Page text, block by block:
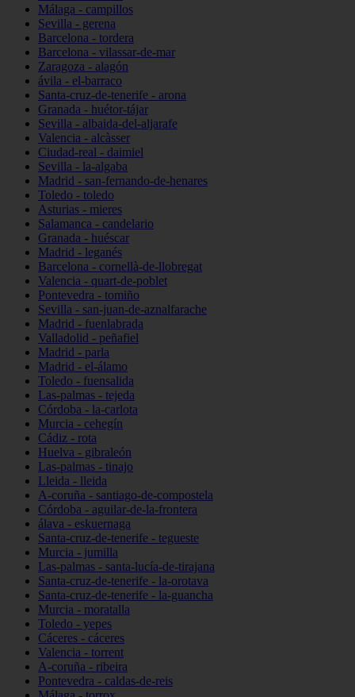
Málaga - campillos
Sevilla - gerena
Barcelona - tordera
Barcelona - vilassar-de-mar
Zaragoza - alagón
ávila - el-barraco
Santa-cruz-de-tenerife - arona
Granada - huétor-tájar
Sevilla - albaida-del-aljarafe
Valencia - alcàsser
Ciudad-real - daimiel
Sevilla - la-algaba
Madrid - san-fernando-de-henares
Toledo - toledo
Asturias - mieres
Salamanca - candelario
Granada - huéscar
Madrid - leganés
Barcelona - cornellà-de-llobregat
Valencia - quart-de-poblet
Pontevedra - tomiño
Sevilla - san-juan-de-aznalfarache
Madrid - fuenlabrada
Valladolid - peñafiel
Madrid - parla
Madrid - el-álamo
Toledo - fuensalida
Las-palmas - tejeda
Córdoba - la-carlota
Murcia - cehegín
Cádiz - rota
Huelva - gibraleón
Las-palmas - tinajo
Lleida - lleida
A-coruña - santiago-de-compostela
Córdoba - aguilar-de-la-frontera
álava - eskuernaga
Santa-cruz-de-tenerife - tegueste
Murcia - jumilla
Las-palmas - santa-lucía-de-tirajana
Santa-cruz-de-tenerife - la-orotava
Santa-cruz-de-tenerife - la-guancha
Murcia - moratalla
Toledo - yepes
Cáceres - cáceres
Valencia - torrent
A-coruña - ribeira
Pontevedra - caldas-de-reis